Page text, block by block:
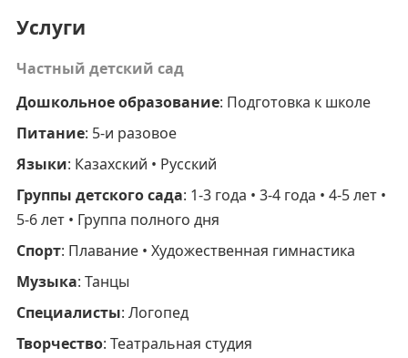
Услуги
Частный детский сад
Дошкольное образование: Подготовка к школе
Питание: 5-и разовое
Языки: Казахский • Русский
Группы детского сада: 1-3 года • 3-4 года • 4-5 лет •
5-6 лет • Группа полного дня
Спорт: Плавание • Художественная гимнастика
Музыка: Танцы
Специалисты: Логопед
Творчество: Театральная студия